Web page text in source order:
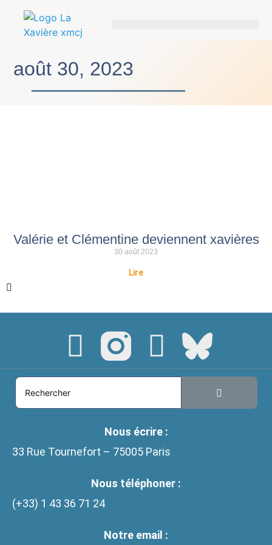
août 30, 2023
Valérie et Clémentine deviennent xavières
30 août 2023
Lire
Nous écrire :
33 Rue Tournefort – 75005 Paris
Nous téléphoner :
(+33) 1 43 36 71 24
Notre email :